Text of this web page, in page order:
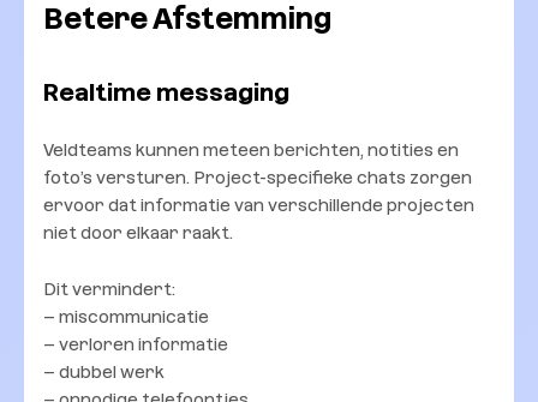
Betere Afstemming
Realtime messaging
Veldteams kunnen meteen berichten, notities en
foto’s versturen. Project-specifieke chats zorgen
ervoor dat informatie van verschillende projecten
niet door elkaar raakt.
Dit vermindert:
– miscommunicatie
– verloren informatie
– dubbel werk